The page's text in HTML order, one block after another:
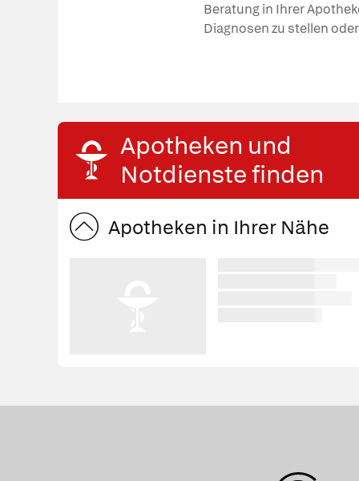
Beratung in Ihrer
Diagnosen zu stellen
Apotheken und
Notdienste finden
Apotheken in Ihrer Nähe